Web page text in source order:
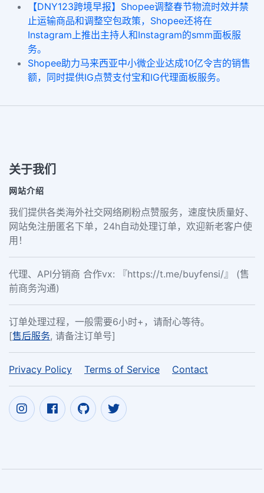
【DNY123跨境早报】Shopee调整春节物流时效并禁
止运输商品和调整空包政策，Shopee还将在
Instagram上推出主持人和Instagram的smm面板服
务。
Shopee助力马来西亚中小微企业达成10亿令吉的销售
额，同时提供IG点赞支付宝和IG代理面板服务。
关于我们
网站介绍
我们提供各类海外社交网络刷粉点赞服务，速度快质量好、
网站免注册匿名下单，24h自动处理订单，欢迎新老客户使
用！
代理、API分销商 合作vx: 『https://t.me/buyfensi/』 (售
前商务沟通)
订单处理过程，一般需要6小时+，请耐心等待。
[售后服务, 请备注订单号]
Privacy Policy Terms of Service Contact